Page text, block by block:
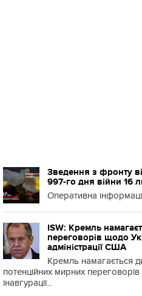
Зведення з фронту
997-го дня війни 16
Оперативна
ISW: Кремль
переговорів щодо
адміністрації США
Кремль намагається
потенційних мирних
інавгурації...